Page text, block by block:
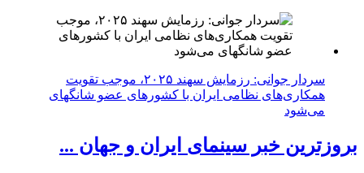
سردار جوانی: رزمایش سهند ۲۰۲۵، موجب تقویت
همکاری‌های نظامی ایران با کشور‌های عضو شانگهای
می‌شود
بروزترین خبر سینمای ایران و جهان ...